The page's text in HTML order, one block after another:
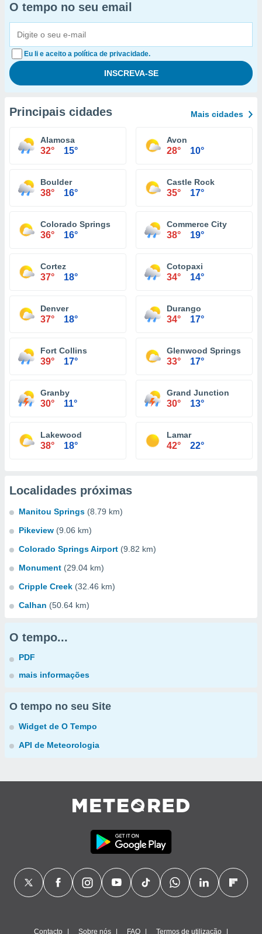
O tempo no seu email
Eu li e aceito a política de privacidade.
Principais cidades Mais cidades
Alamosa
32° 15°
Avon
28° 10°
Boulder
38° 16°
Castle Rock
35° 17°
Colorado Springs
36° 16°
Commerce City
38° 19°
Cortez
37° 18°
Cotopaxi
34° 14°
Denver
37° 18°
Durango
34° 17°
Fort Collins
39° 17°
Glenwood Springs
33° 17°
Granby
30° 11°
Grand Junction
30° 13°
Lakewood
38° 18°
Lamar
42° 22°
Localidades próximas
Manitou Springs (8.79 km)
Pikeview (9.06 km)
Colorado Springs Airport (9.82 km)
Monument (29.04 km)
Cripple Creek (32.46 km)
Calhan (50.64 km)
O tempo...
PDF
mais informações
O tempo no seu Site
Widget de O Tempo
API de Meteorologia
Contacto Sobre nós FAQ Termos de utilização